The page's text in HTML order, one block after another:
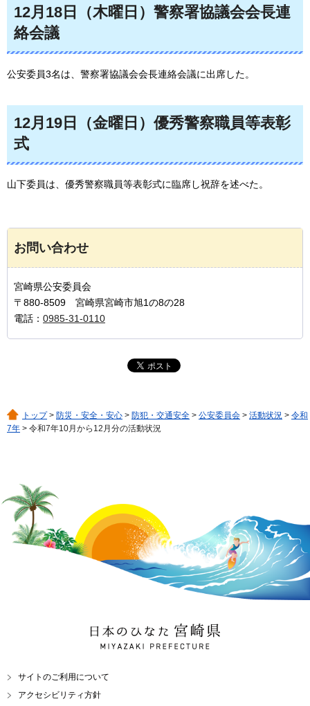
12月18日（木曜日）警察署協議会会長連
絡会議
公安委員3名は、警察署協議会会長連絡会議に出席した。
12月19日（金曜日）優秀警察職員等表彰
式
山下委員は、優秀警察職員等表彰式に臨席し祝辞を述べた。
お問い合わせ
宮崎県公安委員会
〒880-8509 宮崎県宮崎市旭1の8の28
電話： 0985-31-0110
トップ> 防災・安全・安心 > 防犯・交通安全 > 公安委員会 > 活動状況 > 令和
7年 > 令和7年10月から12月分の活動状況
日本のひなた 宮崎県
MIYAZAKI PREFECTURE
サイトのご利用について
アクセシビリティ方針